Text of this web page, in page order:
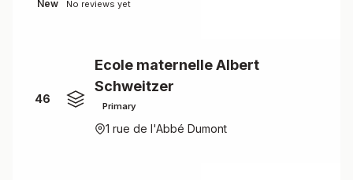
New No reviews yet
46
Ecole maternelle Albert
Schweitzer
Primary
1 rue de l'Abbé Dumont